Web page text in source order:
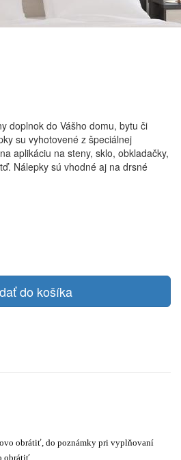
doplnok do Vášho domu, bytu či
su vyhotovené z špeciálnej
aplikáciu na steny, sklo, obkladačky,
Nálepky sú vhodné aj na drsné
do košíka
obrátiť, do poznámky pri vyplňovaní
obrátiť